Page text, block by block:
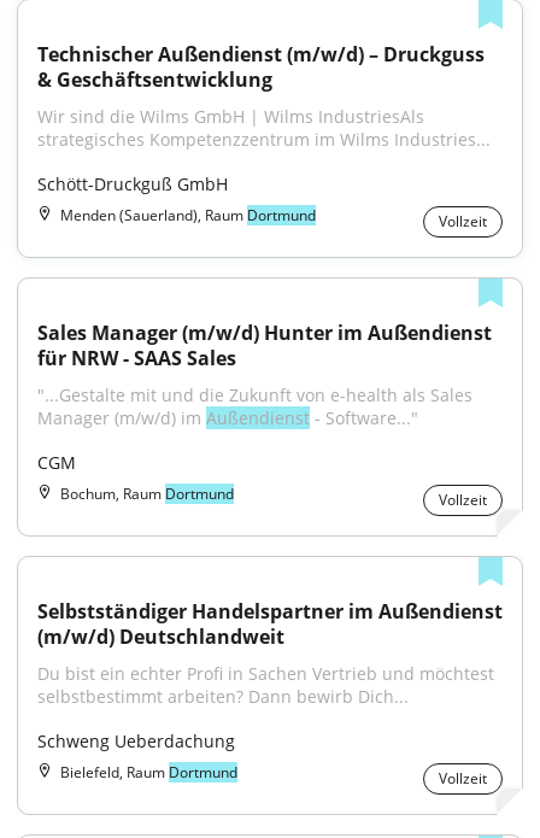
Technischer Außendienst (m/w/d) – Druckguss
& Geschäftsentwicklung
Wir sind die Wilms GmbH | Wilms IndustriesAls
strategisches Kompetenzzentrum im Wilms Industries...
Schött-Druckguß GmbH
Menden (Sauerland), Raum Dortmund Vollzeit
Sales Manager (m/w/d) Hunter im Außendienst
für NRW - SAAS Sales
"...Gestalte mit und die Zukunft von e-health als Sales
Manager (m/w/d) im Außendienst - Software..."
CGM
Bochum, Raum Dortmund Vollzeit
Selbstständiger Handelspartner im Außendienst
(m/w/d) Deutschlandweit
Du bist ein echter Profi in Sachen Vertrieb und möchtest
selbstbestimmt arbeiten? Dann bewirb Dich...
Schweng Ueberdachung
Bielefeld, Raum Dortmund Vollzeit